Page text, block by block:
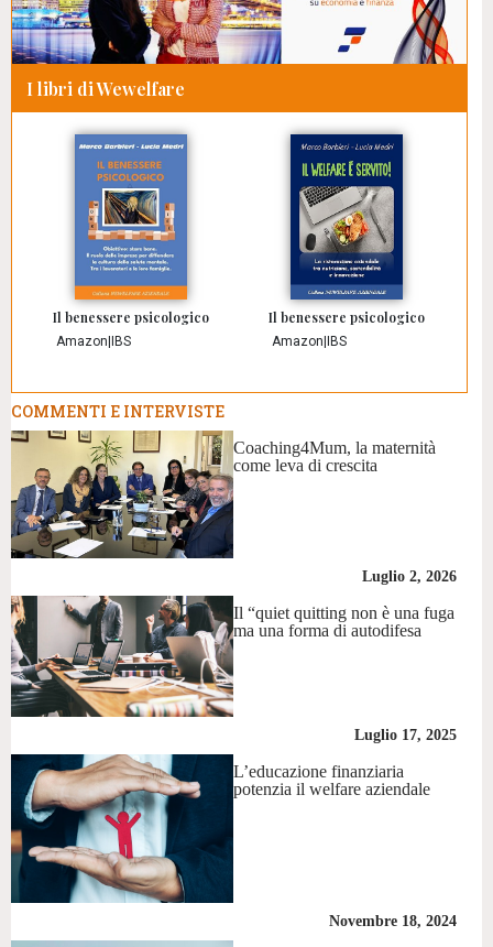
I libri di Wewelfare
Il benessere psicologico
Amazon|IBS
Il benessere psicologico
Amazon|IBS
COMMENTI E INTERVISTE
Coaching4Mum, la maternità
come leva di crescita
Luglio 2, 2026
Il “quiet quitting non è una fuga
ma una forma di autodifesa
Luglio 17, 2025
L’educazione finanziaria
potenzia il welfare aziendale
Novembre 18, 2024